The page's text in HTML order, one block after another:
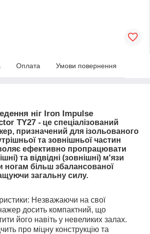
Оплата Умови повернення
ніг Iron Impulse
TY27 - це спеціалізований
призначений для ізольованого
та зовнішньої частин
ефективно пропрацювати
та відвідні (зовнішні) м'язи
ногам більш збалансованої
загальну силу.
Незважаючи на свої
досить компактний, що
його навіть у невеликих залах.
про міцну конструкцію та